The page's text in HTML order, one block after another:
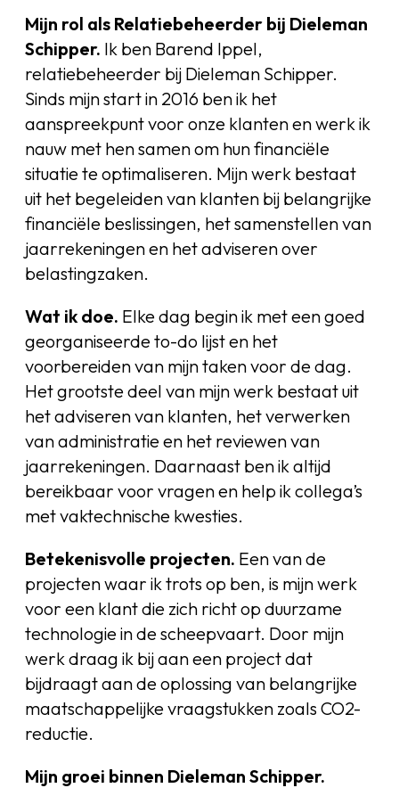
Mijn rol als Relatiebeheerder bij Dieleman
Schipper. Ik ben Barend Ippel,
relatiebeheerder bij Dieleman Schipper.
Sinds mijn start in 2016 ben ik het
aanspreekpunt voor onze klanten en werk ik
nauw met hen samen om hun financiële
situatie te optimaliseren. Mijn werk bestaat
uit het begeleiden van klanten bij belangrijke
financiële beslissingen, het samenstellen van
jaarrekeningen en het adviseren over
belastingzaken.
Wat ik doe. Elke dag begin ik met een goed
georganiseerde to-do lijst en het
voorbereiden van mijn taken voor de dag.
Het grootste deel van mijn werk bestaat uit
het adviseren van klanten, het verwerken
van administratie en het reviewen van
jaarrekeningen. Daarnaast ben ik altijd
bereikbaar voor vragen en help ik collega’s
met vaktechnische kwesties.
Betekenisvolle projecten. Een van de
projecten waar ik trots op ben, is mijn werk
voor een klant die zich richt op duurzame
technologie in de scheepvaart. Door mijn
werk draag ik bij aan een project dat
bijdraagt aan de oplossing van belangrijke
maatschappelijke vraagstukken zoals CO2-
reductie.
Mijn groei binnen Dieleman Schipper.